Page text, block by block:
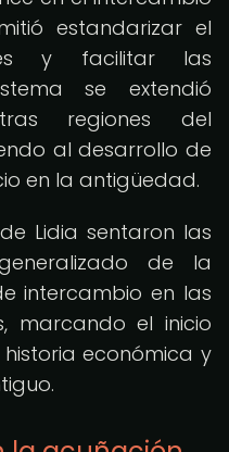
estandarizar el
y facilitar las
se extendió
regiones del
al desarrollo de
en la antigüedad.
Lidia sentaron las
de la
intercambio en las
marcando el inicio
económica y